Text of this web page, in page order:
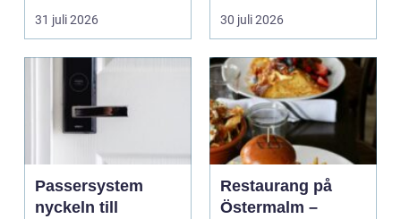
31 juli 2026
timmerhus är ett lå...
30 juli 2026
Passersystem
nyckeln till
Restaurang på
Östermalm –